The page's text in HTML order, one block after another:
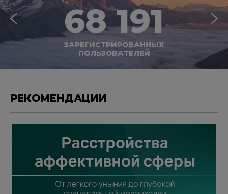
68 191
ЗАРЕГИСТРИРОВАННЫХ
ПОЛЬЗОВАТЕЛЕЙ
РЕКОМЕНДАЦИИ